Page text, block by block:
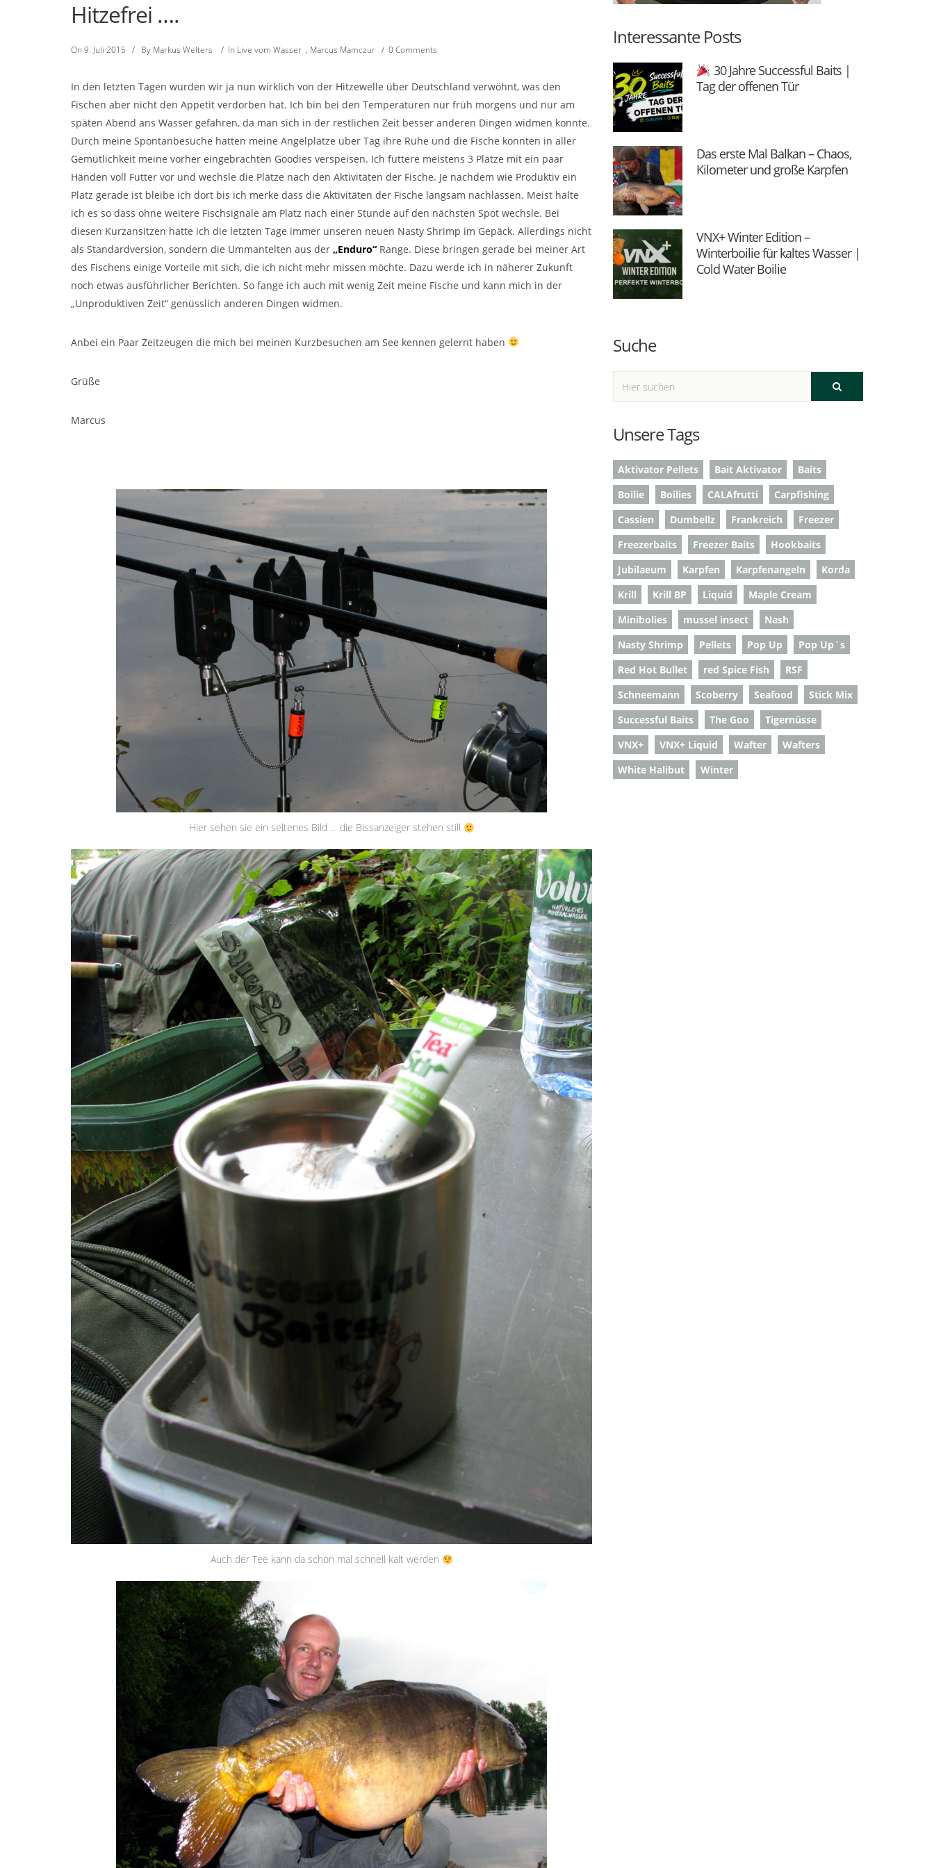
Hitzefrei ….
On 9. Juli 2015 / By Markus Welters / In Live vom Wasser , Marcus Mamczur / 0 Comments
In den letzten Tagen wurden wir ja nun wirklich von der Hitzewelle über Deutschland verwöhnt, was den
Fischen aber nicht den Appetit verdorben hat. Ich bin bei den Temperaturen nur früh morgens und nur am
späten Abend ans Wasser gefahren, da man sich in der restlichen Zeit besser anderen Dingen widmen konnte.
Durch meine Spontanbesuche hatten meine Angelplätze über Tag ihre Ruhe und die Fische konnten in aller
Gemütlichkeit meine vorher eingebrachten Goodies verspeisen. Ich füttere meistens 3 Plätze mit ein paar
Händen voll Futter vor und wechsle die Plätze nach den Aktivitäten der Fische. Je nachdem wie Produktiv ein
Platz gerade ist bleibe ich dort bis ich merke dass die Aktivitäten der Fische langsam nachlassen. Meist halte
ich es so dass ohne weitere Fischsignale am Platz nach einer Stunde auf den nächsten Spot wechsle. Bei
diesen Kurzansitzen hatte ich die letzten Tage immer unseren neuen Nasty Shrimp im Gepäck. Allerdings nicht
als Standardversion, sondern die Ummantelten aus der „Enduro“ Range. Diese bringen gerade bei meiner Art
des Fischens einige Vorteile mit sich, die ich nicht mehr missen möchte. Dazu werde ich in näherer Zukunft
noch etwas ausführlicher Berichten. So fange ich auch mit wenig Zeit meine Fische und kann mich in der
„Unproduktiven Zeit“ genüsslich anderen Dingen widmen.
Anbei ein Paar Zeitzeugen die mich bei meinen Kurzbesuchen am See kennen gelernt haben
Grüße
Marcus
Hier sehen sie ein seltenes Bild … die Bissanzeiger stehen still
Auch der Tee kann da schon mal schnell kalt werden
Interessante Posts
30 Jahre Successful Baits |
Tag der offenen Tür
Das erste Mal Balkan – Chaos,
Kilometer und große Karpfen
VNX+ Winter Edition –
Winterboilie für kaltes Wasser |
Cold Water Boilie
Suche
Unsere Tags
Aktivator Pellets Bait Aktivator
Baits
Boilie
Boilies CALAfrutti
Carpfishing
Cassien
Dumbellz Frankreich
Freezer
Freezerbaits
Freezer Baits
Hookbaits
Jubilaeum
Karpfen Karpfenangeln
Korda
Krill
Krill BP Liquid
Maple Cream
Minibolies
mussel insect
Nash
Nasty Shrimp
Pellets Pop Up
Pop Up`s
Red Hot Bullet
red Spice Fish
RSF
Schneemann
Scoberry Seafood
Stick Mix
Successful Baits
The Goo
Tigernüsse
VNX+
VNX+ Liquid Wafter
Wafters
White Halibut
Winter